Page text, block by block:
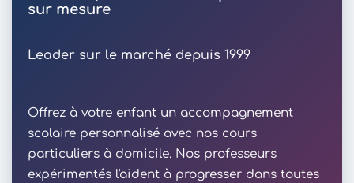
sur mesure
Leader sur le marché depuis 1999
Offrez à votre enfant un accompagnement
scolaire personnalisé avec nos cours
particuliers à domicile. Nos professeurs
expérimentés l'aident à progresser dans toutes